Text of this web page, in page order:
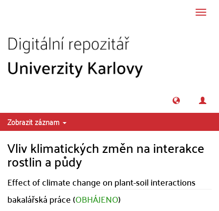
Zobrazit záznam
Vliv klimatických změn na interakce
rostlin a půdy
Effect of climate change on plant-soil interactions
bakalářská práce (OBHÁJENO)